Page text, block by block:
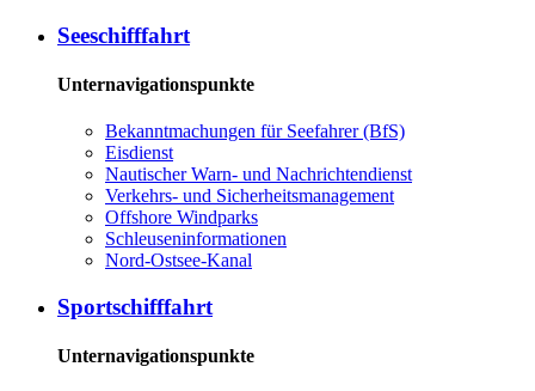
See­schiff­fahrt
Unternavigationspunkte
Be­kannt­ma­chun­gen für See­fah­rer (BfS)
Eis­dienst
Nau­ti­scher Warn-​ und Nach­rich­ten­dienst
Ver­kehrs-​ und Si­cher­heits­ma­na­ge­ment
Offs­ho­re Wind­parks
Schleu­sen­in­for­ma­tio­nen
Nord-​Ost­see-​Ka­nal
Sport­schiff­fahrt
Unternavigationspunkte